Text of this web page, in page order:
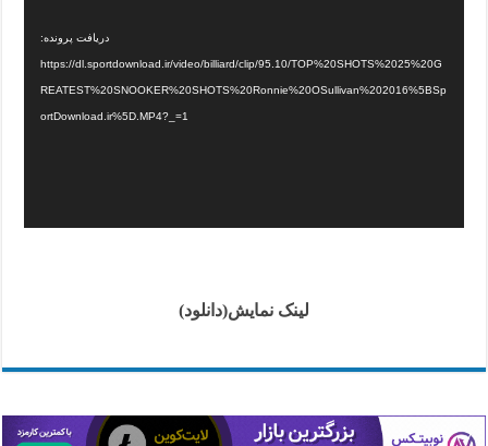
دریافت پرونده:
https://dl.sportdownload.ir/video/billiard/clip/95.10/TOP%20SHOTS%2025%20G
REATEST%20SNOOKER%20SHOTS%20Ronnie%20OSullivan%202016%5BSp
ortDownload.ir%5D.MP4?_=1
لینک نمایش(دانلود)